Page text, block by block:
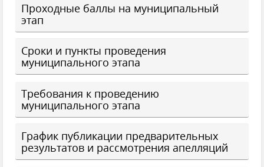
Проходные баллы на муниципальный
этап
Сроки и пункты проведения
муниципального этапа
Требования к проведению
муниципального этапа
График публикации предварительных
результатов и рассмотрения апелляций